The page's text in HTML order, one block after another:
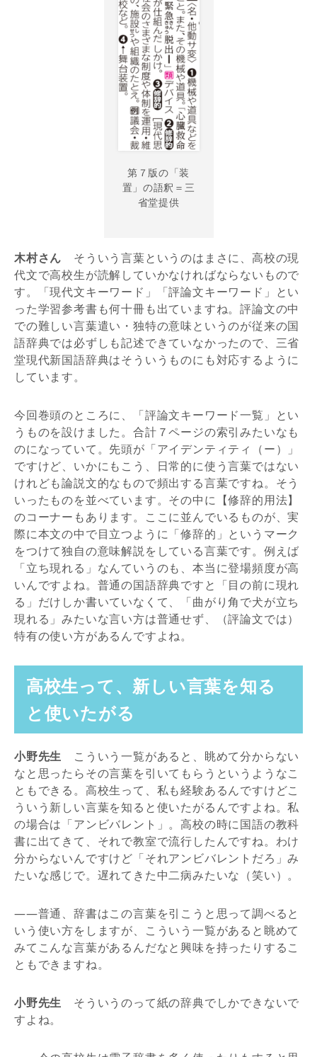
第７版の「装
置」の語釈＝三
省堂提供
木村さん そういう言葉というのはまさに、高校の現
代文で高校生が読解していかなければならないもので
す。「現代文キーワード」「評論文キーワード」とい
った学習参考書も何十冊も出ていますね。評論文の中
での難しい言葉遣い・独特の意味というのが従来の国
語辞典では必ずしも記述できていなかったので、三省
堂現代新国語辞典はそういうものにも対応するように
しています。
今回巻頭のところに、「評論文キーワード一覧」とい
うものを設けました。合計７ページの索引みたいなも
のになっていて。先頭が「アイデンティティ（ー）」
ですけど、いかにもこう、日常的に使う言葉ではない
けれども論説文的なもので頻出する言葉ですね。そう
いったものを並べています。その中に【修辞的用法】
のコーナーもあります。ここに並んでいるものが、実
際に本文の中で目立つように「修辞的」というマーク
をつけて独自の意味解説をしている言葉です。例えば
「立ち現れる」なんていうのも、本当に登場頻度が高
いんですよね。普通の国語辞典ですと「目の前に現れ
る」だけしか書いていなくて、「曲がり角で犬が立ち
現れる」みたいな言い方は普通せず、（評論文では）
特有の使い方があるんですよね。
高校生って、新しい言葉を知る
と使いたがる
小野先生 こういう一覧があると、眺めて分からない
なと思ったらその言葉を引いてもらうというようなこ
ともできる。高校生って、私も経験あるんですけどこ
ういう新しい言葉を知ると使いたがるんですよね。私
の場合は「アンビバレント」。高校の時に国語の教科
書に出てきて、それで教室で流行したんですね。わけ
分からないんですけど「それアンビバレントだろ」み
たいな感じで。遅れてきた中二病みたいな（笑い）。
――普通、辞書はこの言葉を引こうと思って調べると
いう使い方をしますが、こういう一覧があると眺めて
みてこんな言葉があるんだなと興味を持ったりするこ
ともできますね。
小野先生 そういうのって紙の辞典でしかできないで
すよね。